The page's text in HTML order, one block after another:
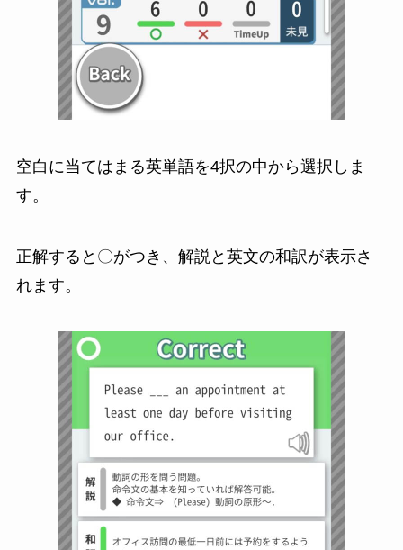
空白に当てはまる英単語を4択の中から選択しま
す。
正解すると〇がつき、解説と英文の和訳が表示さ
れます。